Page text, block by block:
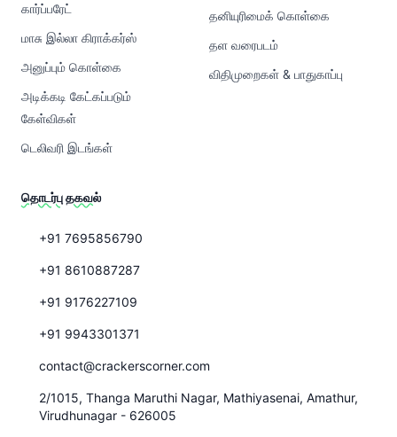
கார்ப்பரேட்
மாசு இல்லா கிராக்கர்ஸ்
அனுப்பும் கொள்கை
அடிக்கடி கேட்கப்படும்
கேள்விகள்
டெலிவரி இடங்கள்
தனியுரிமைக் கொள்கை
தள வரைபடம்
விதிமுறைகள் & பாதுகாப்பு
தொடர்பு தகவல்
+91 7695856790
+91 8610887287
+91 9176227109
+91 9943301371
contact@crackerscorner.com
2/1015, Thanga Maruthi Nagar, Mathiyasenai, Amathur,
Virudhunagar - 626005